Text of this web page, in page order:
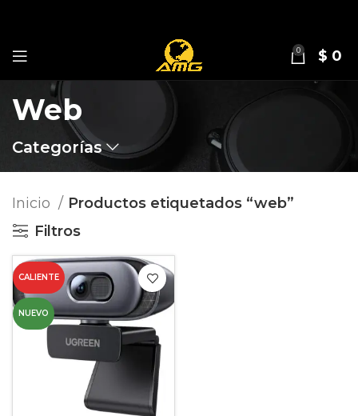
0 $ 0
Web
Categorías
Inicio
Productos etiquetados “web”
Filtros
CALIENTE
NUEVO